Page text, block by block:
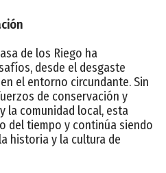
de los Riego ha
desde el desgaste
el entorno circundante. Sin
de conservación y
la comunidad local, esta
del tiempo y continúa siendo
historia y la cultura de